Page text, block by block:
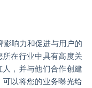
响力和促进与用户的
在行业中具有高度关
，并与他们合作创建
以将您的业务曝光给